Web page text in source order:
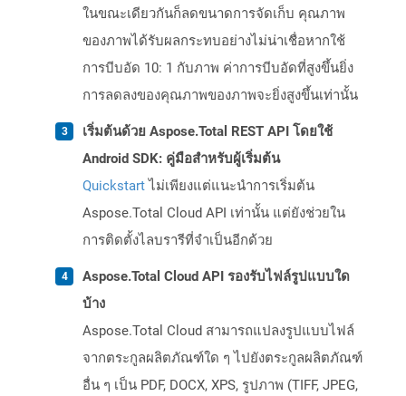
ในขณะเดียวกันก็ลดขนาดการจัดเก็บ คุณภาพ
ของภาพได้รับผลกระทบอย่างไม่น่าเชื่อหากใช้
การบีบอัด 10: 1 กับภาพ ค่าการบีบอัดที่สูงขึ้นยิ่ง
การลดลงของคุณภาพของภาพจะยิ่งสูงขึ้นเท่านั้น
เริ่มต้นด้วย Aspose.Total REST API โดยใช้
Android SDK: คู่มือสำหรับผู้เริ่มต้น
Quickstartไม่เพียงแต่แนะนำการเริ่มต้น
Aspose.Total Cloud API เท่านั้น แต่ยังช่วยใน
การติดตั้งไลบรารีที่จำเป็นอีกด้วย
Aspose.Total Cloud API รองรับไฟล์รูปแบบใด
บ้าง
Aspose.Total Cloud สามารถแปลงรูปแบบไฟล์
จากตระกูลผลิตภัณฑ์ใด ๆ ไปยังตระกูลผลิตภัณฑ์
อื่น ๆ เป็น PDF, DOCX, XPS, รูปภาพ (TIFF, JPEG,